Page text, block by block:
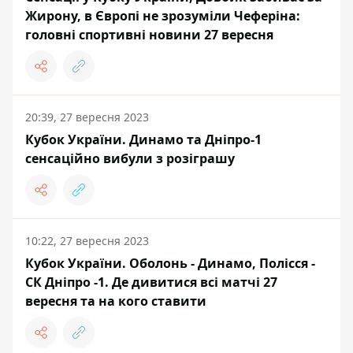
Жирону, в Європі не зрозуміли Чеферіна:
головні спортивні новини 27 вересня
20:39, 27 вересня 2023
Кубок України. Динамо та Дніпро-1
сенсаційно вибули з розіграшу
10:22, 27 вересня 2023
Кубок України. Оболонь - Динамо, Полісся -
СК Дніпро -1. Де дивитися всі матчі 27
вересня та на кого ставити